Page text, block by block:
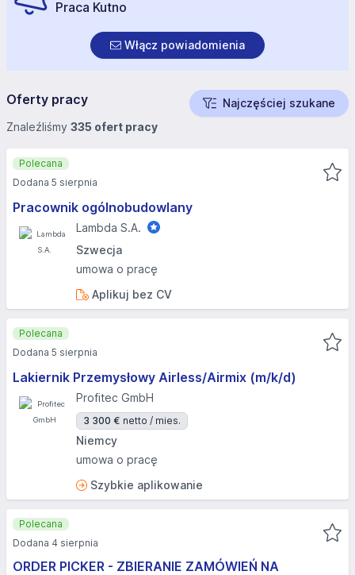
Praca Kutno
Włącz powiadomienia
Oferty pracy
Najczęściej szukane
Znaleźliśmy 335 ofert pracy
Pracownik ogólnobudowlany
Lambda S.A.
Szwecja
umowa o pracę
Aplikuj bez CV
Polecana
Dodana 5 sierpnia
Lakiernik Przemysłowy Airless/Airmix (m/k/d)
Profitec GmbH
3 300 € netto / mies.
Niemcy
umowa o pracę
Szybkie aplikowanie
Polecana
Dodana 5 sierpnia
ORDER PICKER - ZBIERANIE ZAMÓWIEŃ NA
Polecana
Dodana 4 sierpnia